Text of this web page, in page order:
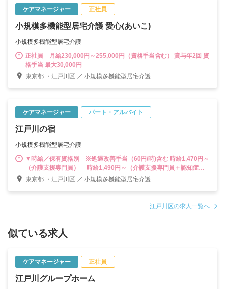
拠点を管轄する「マネジャー職」やスタッフの教育・育成に携われ
る「スーパーバイザー」などキャリアは多彩。様々なポジションに
挑戦できる環境が魅力です。
ケアマネージャー 正社員
小規模多機能型居宅介護 愛心(あいこ)
小規模多機能型居宅介護
正社員 月給230,000円～255,000円（資格手当含む） 賞与年2回 資
格手当 最大30,000円
東京都 ・江戸川区 ／ 小規模多機能型居宅介護
ケアマネージャー パート・アルバイト
江戸川の宿
小規模多機能型居宅介護
▼時給／保有資格別 ※処遇改善手当（60円/時)含む 時給1,470円～
（介護支援専門員） 時給1,490円～（介護支援専門員＋認知症介
護実践者研修修了者） 時給1,520円～（介護支援専門員＋認知症介
（年2回） ・時間外手当は別途支給（1分単位） ---------------------------
ー職」やスタッフの教育・育成に携われる「スーパーバイザー」な
どキャリアは多彩。様々なポジションに挑戦できる環境が魅力で
東京都 ・江戸川区 ／ 小規模多機能型居宅介護
江戸川区の求人一覧へ
似ている求人
ケアマネージャー 正社員
江戸川グループホーム